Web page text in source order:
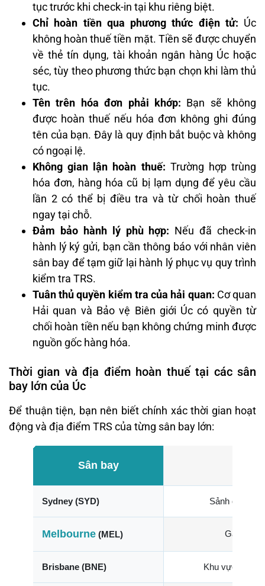
tục trước khi check-in tại khu riêng biệt.
Chỉ hoàn tiền qua phương thức điện tử: Úc
không hoàn thuế tiền mặt. Tiền sẽ được chuyển
về thẻ tín dụng, tài khoản ngân hàng Úc hoặc
séc, tùy theo phương thức bạn chọn khi làm thủ
tục.
Tên trên hóa đơn phải khớp: Bạn sẽ không
được hoàn thuế nếu hóa đơn không ghi đúng
tên của bạn. Đây là quy định bắt buộc và không
có ngoại lệ.
Không gian lận hoàn thuế: Trường hợp trùng
hóa đơn, hàng hóa cũ bị lạm dụng để yêu cầu
lần 2 có thể bị điều tra và từ chối hoàn thuế
ngay tại chỗ.
Đảm bảo hành lý phù hợp: Nếu đã check-in
hành lý ký gửi, bạn cần thông báo với nhân viên
sân bay để tạm giữ lại hành lý phục vụ quy trình
kiểm tra TRS.
Tuân thủ quyền kiểm tra của hải quan: Cơ quan
Hải quan và Bảo vệ Biên giới Úc có quyền từ
chối hoàn tiền nếu bạn không chứng minh được
nguồn gốc hàng hóa.
Thời gian và địa điểm hoàn thuế tại các sân
bay lớn của Úc
Để thuận tiện, bạn nên biết chính xác thời gian hoạt
động và địa điểm TRS của từng sân bay lớn:
Sân bay
Sydney (SYD) Sảnh quốc tế
Melbourne (MEL) Ga quốc
Brisbane (BNE) Khu vực sau